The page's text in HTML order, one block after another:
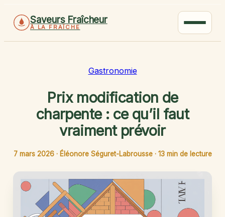
Saveurs Fraîcheur
À LA FRAÎCHE
Gastronomie
Prix modification de
charpente : ce qu’il faut
vraiment prévoir
7 mars 2026 · Éléonore Séguret-Labrousse · 13 min de lecture